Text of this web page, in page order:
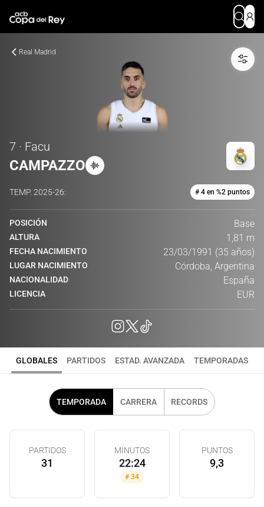
Real Madrid
7 · Facu
CAMPAZZO
TEMP. 2025-26: # 4 en %2 puntos
POSICIÓN Base
ALTURA 1,81 m
FECHA NACIMIENTO 23/03/1991 (35 años)
LUGAR NACIMIENTO Córdoba, Argentina
NACIONALIDAD España
LICENCIA EUR
GLOBALES PARTIDOS ESTAD. AVANZADA TEMPORADAS
TEMPORADA CARRERA RECORDS
PARTIDOS
31
MINUTOS
22:24
# 34
PUNTOS
9,3